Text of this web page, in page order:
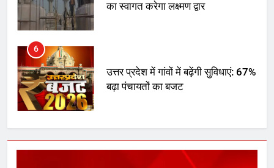
का स्वागत करेगा लक्ष्मण द्वार
6
उत्तर प्रदेश में गांवों में बढ़ेंगी सुविधाएं: 67%
बढ़ा पंचायतों का बजट
7
गाजा युद्धविराम को लेकर बड़ी खबरें